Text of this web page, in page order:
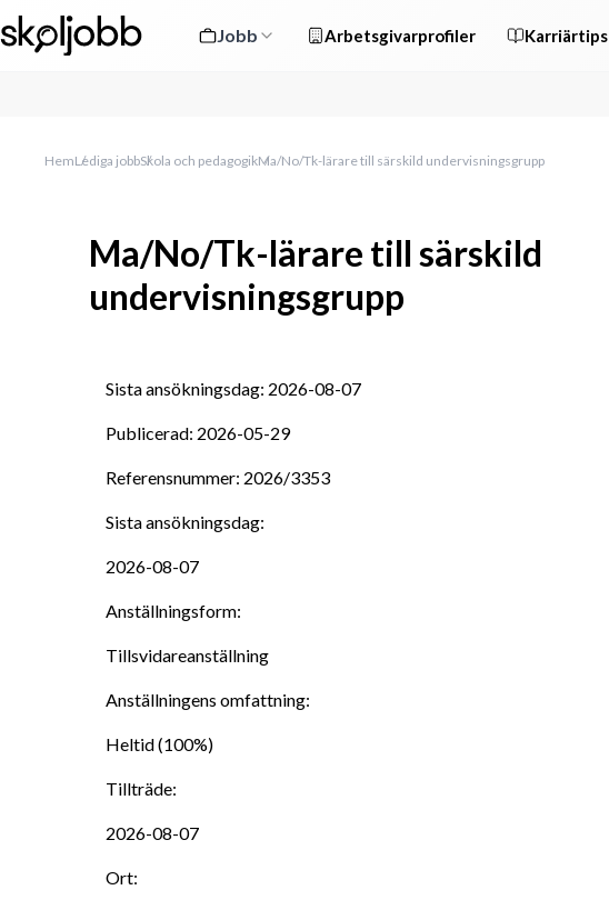
Jobb Arbetsgivarprofiler Karriärtips
HemLediga jobbSkola och pedagogikMa/No/Tk-lärare till särskild undervisningsgrupp
Ma/No/Tk-lärare till särskild
undervisningsgrupp
Sista ansökningsdag: 2026-08-07
Publicerad: 2026-05-29
Referensnummer: 2026/3353
Sista ansökningsdag:
2026-08-07
Anställningsform:
Tillsvidareanställning
Anställningens omfattning:
Heltid (100%)
Tillträde:
2026-08-07
Ort: